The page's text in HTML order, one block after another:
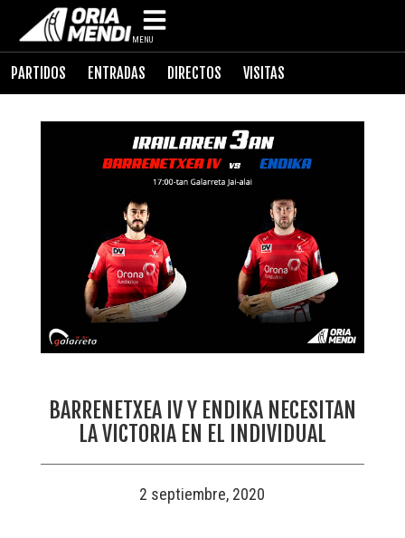
MENU
PARTIDOS ENTRADAS DIRECTOS VISITAS
BARRENETXEA IV Y ENDIKA NECESITAN
LA VICTORIA EN EL INDIVIDUAL
2 septiembre, 2020